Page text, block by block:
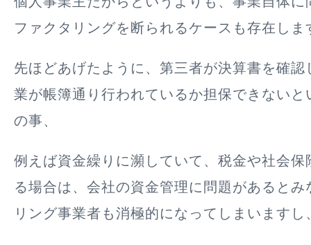
ファクタリングを断られるケースも存在 しま
先ほどあげたように、第三者が決算書を確認
業が帳簿通り行われているか担保できないと
の事、
例えば資金繰りに瀕していて、税金や社会保
る場合は、会社の資金管理に問題があると
リング事業者も消極的になってしまいますし